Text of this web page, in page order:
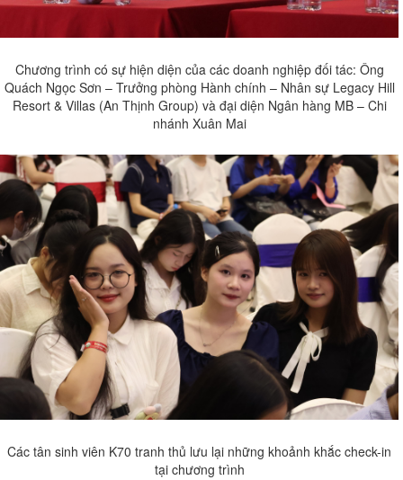
Chương trình có sự hiện diện của các doanh nghiệp đối tác: Ông
Quách Ngọc Sơn – Trưởng phòng Hành chính – Nhân sự Legacy Hill
Resort & Villas (An Thịnh Group) và đại diện Ngân hàng MB – Chi
nhánh Xuân Mai
Các tân sinh viên K70 tranh thủ lưu lại những khoảnh khắc check-in
tại chương trình